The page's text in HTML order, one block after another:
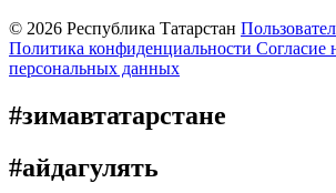
© 2026 Республика Татарстан
Политика конфиденциальности Cогласие
персональных данных
#зимавтатарстане
#айдагулять